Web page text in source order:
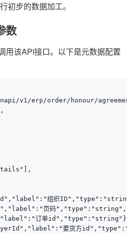
初步的数据加工。
数
用该API接口。以下是元数据配置
v1/erp/order/honour/
组织
页码
订单id","type":"string"},
要货方